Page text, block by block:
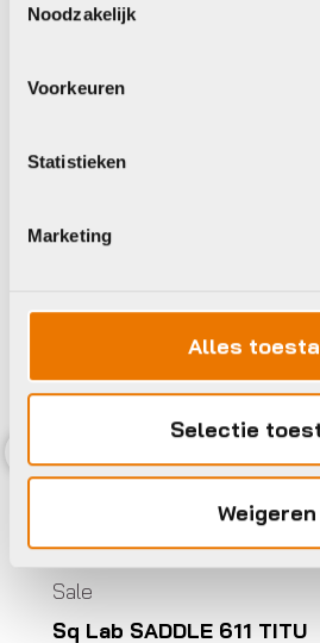
Noodzakelijk
Voorkeuren
Statistieken
Marketing
Alles
Selectie
Weigeren
Maak je fiets
Previous
Sale
Sq Lab SADDLE 611 TITU